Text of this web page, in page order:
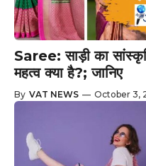
Saree: साड़ी का
महत्व क्या है?; जानिए
By VAT NEWS — October 3,